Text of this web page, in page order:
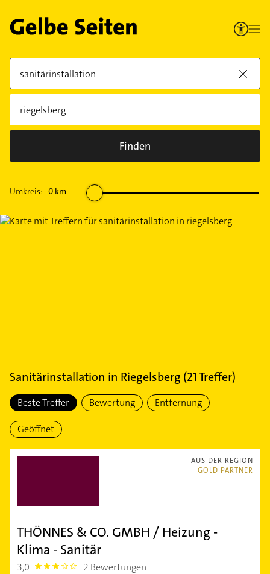
Finden
Umkreis: 0 km
Sanitärinstallation in Riegelsberg (21Treffer)
Beste Treffer Bewertung Entfernung
Geöffnet
AUS DER REGION
GOLD PARTNER
THÖNNES & CO. GMBH / Heizung -
Klima - Sanitär
3,0 3.0 2 Bewertungen